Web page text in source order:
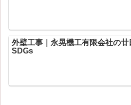
外壁工事｜永晃機工有限会社の廿
SDGs